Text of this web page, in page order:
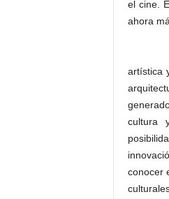
el cine.
ahora
artística
cultura
conocer